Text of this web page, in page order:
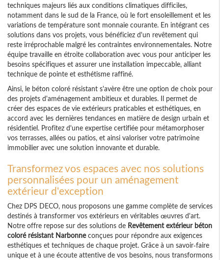
techniques majeurs liés aux conditions climatiques difficiles,
notamment dans le sud de la France, où le fort ensoleillement et les
variations de température sont monnaie courante. En intégrant ces
solutions dans vos projets, vous bénéficiez d'un revêtement qui
reste irréprochable malgré les contraintes environnementales. Notre
équipe travaille en étroite collaboration avec vous pour anticiper les
besoins spécifiques et assurer une installation impeccable, alliant
technique de pointe et esthétisme raffiné.
Ainsi, le béton coloré résistant s'avère être une option de choix pour
des projets d'aménagement ambitieux et durables. Il permet de
créer des espaces de vie extérieurs praticables et esthétiques, en
accord avec les dernières tendances en matière de design urbain et
résidentiel. Profitez d'une expertise certifiée pour métamorphoser
vos terrasses, allées ou patios, et ainsi valoriser votre patrimoine
immobilier avec une solution innovante et durable.
Transformez vos espaces avec nos solutions
personnalisées pour un aménagement
extérieur d'exception
Chez DPS DECO, nous proposons une gamme complète de services
destinés à transformer vos extérieurs en véritables œuvres d'art.
Notre offre repose sur des solutions de Revêtement extérieur béton
coloré résistant Narbonneconçues pour répondre aux exigences
esthétiques et techniques de chaque projet. Grâce à un savoir-faire
unique et à une écoute attentive de vos besoins, nous transformons